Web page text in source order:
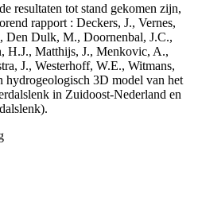
resultaten tot stand gekomen zijn,
rapport : Deckers, J., Vernes,
Den Dulk, M., Doornenbal, J.C.,
H.J., Matthijs, J., Menkovic, A.,
J., Westerhoff, W.E., Witmans,
hydrogeologisch 3D model van het
in Zuidoost-Nederland en